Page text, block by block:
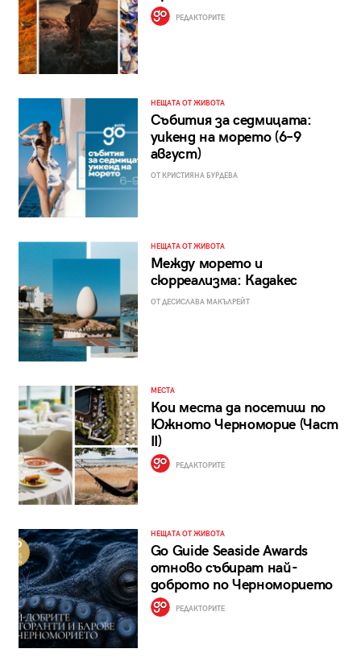
РЕДАКТОРИТЕ
НЕЩАТА ОТ ЖИВОТА
Събития за седмицата:
уикенд на морето (6–9
август)
ОТ КРИСТИЯНА БУРДЕВА
НЕЩАТА ОТ ЖИВОТА
Между морето и
сюрреализма: Кадакес
ОТ ДЕСИСЛАВА МАКЪЛРЕЙТ
МЕСТА
Кои места да посетиш по
Южното Черноморие (Част
II)
РЕДАКТОРИТЕ
НЕЩАТА ОТ ЖИВОТА
Go Guide Seaside Awards
отново събират най-
доброто по Черноморието
РЕДАКТОРИТЕ